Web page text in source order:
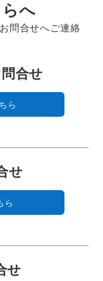
へ
問合せへご連絡
合せ
ら
せ
ら
せ